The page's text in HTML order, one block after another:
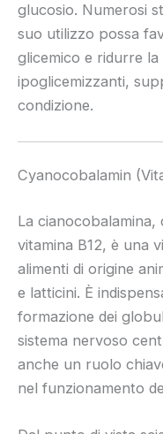
glucosio. Numerosi
suo utilizzo possa
glicemico e ridurre la
ipoglicemizzanti,
condizione.
Cyanocobalamin
La
vitamina B12, è una
alimenti di origine
e latticini. È
formazione dei
sistema nervoso
anche un ruolo
nel funzionamento